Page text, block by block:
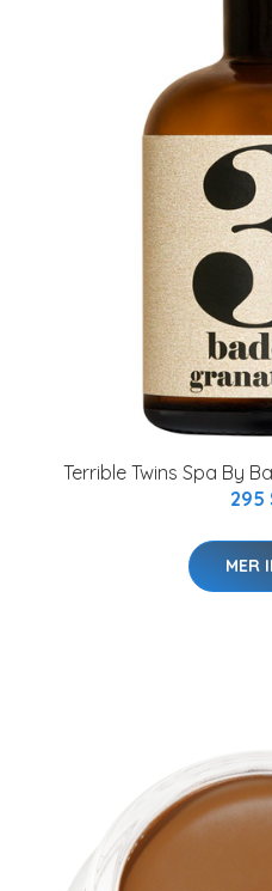
Terrible Twins Spa By
295
MER